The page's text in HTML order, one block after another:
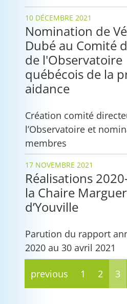
10 DÉCEMBRE 2021
Nomination de
Dubé au Comité
de l'Observatoire
québécois de la
aidance
Création comité
l’Observatoire et
membres
17 NOVEMBRE 2021
Réalisations
la Chaire
d’Youville
Parution du rapport
2020 au 30 avril 2021
previous 1 2 3